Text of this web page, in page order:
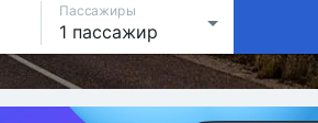
Пассажиры